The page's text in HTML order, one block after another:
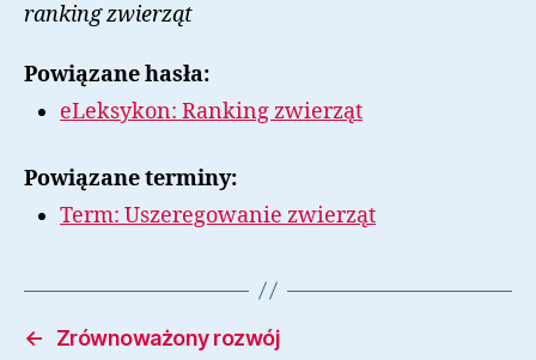
ranking zwierząt
Powiązane hasła:
eLeksykon: Ranking zwierząt
Powiązane terminy:
Term: Uszeregowanie zwierząt
← Zrównoważony rozwój